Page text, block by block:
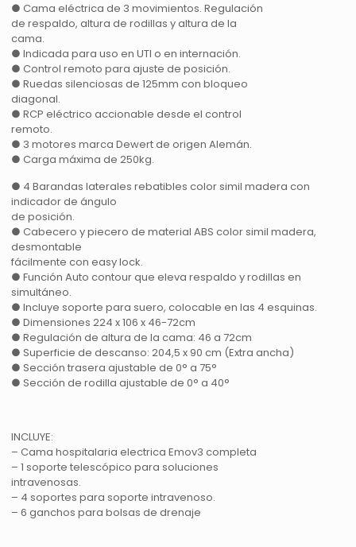
● Cama eléctrica de 3 movimientos. Regulación
de respaldo, altura de rodillas y altura de la
cama.
● Indicada para uso en UTI o en internación.
● Control remoto para ajuste de posición.
● Ruedas silenciosas de 125mm con bloqueo
diagonal.
● RCP eléctrico accionable desde el control
remoto.
● 3 motores marca Dewert de origen Alemán.
● Carga máxima de 250kg.
● 4 Barandas laterales rebatibles color simil madera con
indicador de ángulo
de posición.
● Cabecero y piecero de material ABS color simil madera,
desmontable
fácilmente con easy lock.
● Función Auto contour que eleva respaldo y rodillas en
simultáneo.
● Incluye soporte para suero, colocable en las 4 esquinas.
● Dimensiones 224 x 106 x 46-72cm
● Regulación de altura de la cama: 46 a 72cm
● Superficie de descanso: 204,5 x 90 cm (Extra ancha)
● Sección trasera ajustable de 0° a 75°
● Sección de rodilla ajustable de 0° a 40°
INCLUYE:
– Cama hospitalaria electrica Emov3 completa
– 1 soporte telescópico para soluciones
intravenosas.
– 4 soportes para soporte intravenoso.
– 6 ganchos para bolsas de drenaje